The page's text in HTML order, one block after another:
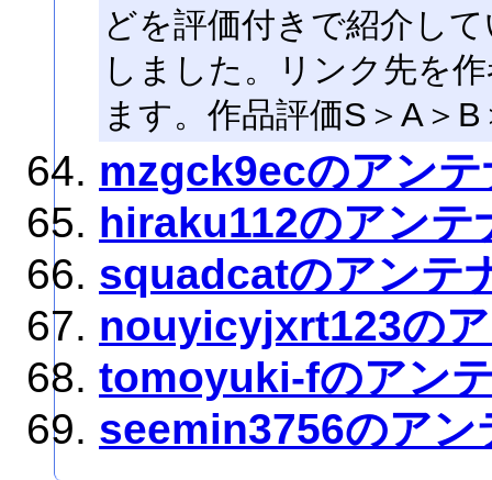
どを評価付きで紹介し
しました。リンク先を
ます。作品評価S＞A＞B
mzgck9ecのアンテ
hiraku112のアンテ
squadcatのアンテ
nouyicyjxrt123の
tomoyuki-fのアン
seemin3756のアン